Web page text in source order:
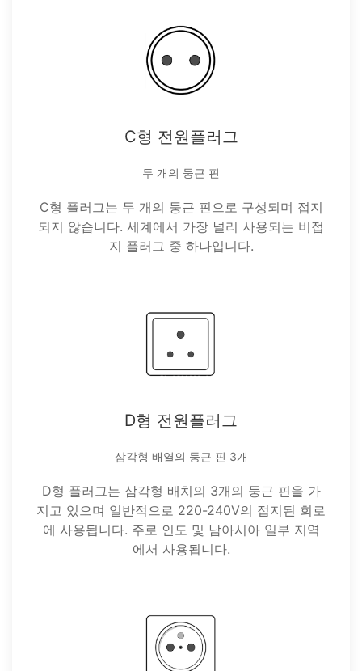
C형 전원플러그
두 개의 둥근 핀
C형 플러그는 두 개의 둥근 핀으로 구성되며 접지
되지 않습니다. 세계에서 가장 널리 사용되는 비접
지 플러그 중 하나입니다.
D형 전원플러그
삼각형 배열의 둥근 핀 3개
D형 플러그는 삼각형 배치의 3개의 둥근 핀을 가
지고 있으며 일반적으로 220-240V의 접지된 회로
에 사용됩니다. 주로 인도 및 남아시아 일부 지역
에서 사용됩니다.